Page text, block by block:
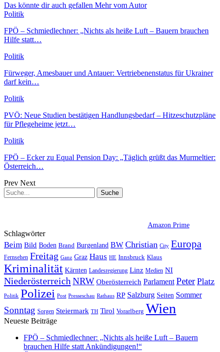
Das könnte dir auch gefallen Mehr vom Autor
Politik
FPÖ – Schmiedlechner: „Nichts als heiße Luft – Bauern brauchen
Hilfe statt…
Politik
Fürweger, Amesbauer und Antauer: Vertriebenenstatus für Ukrainer
darf kein…
Politik
PVÖ: Neue Studien bestätigen Handlungsbedarf – Hitzeschutzpläne
für Pflegeheime jetzt…
Politik
FPÖ – Ecker zu Equal Pension Day: „Täglich grüßt das Murmeltier:
Österreich…
Prev Next
Amazon Prime
Schlagwörter
Beim Bild Boden Brand Burgenland BW Christian City Europa
Fernsehen Freitag Ganz Graz Haus HE Innsbruck Klaus
Kriminalität Kärnten Landesregierung Linz Medien NI
Niederösterreich NRW Oberösterreich Parlament Peter Platz
Politik Polizei Post Presseschau Rathaus RP Salzburg Seiten Sommer
Sonntag Sorgen Steiermark TH Tirol Vorarlberg Wien
Neueste Beiträge
FPÖ – Schmiedlechner: „Nichts als heiße Luft – Bauern
brauchen Hilfe statt Ankündigungen!“